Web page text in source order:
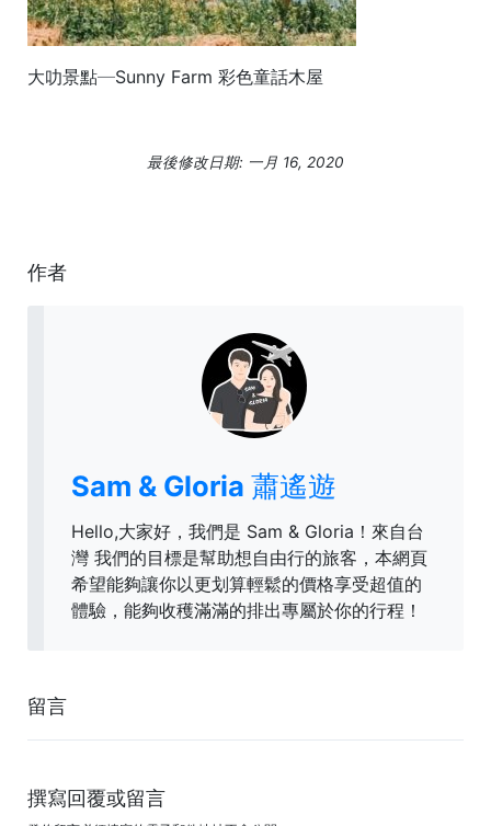
大叻景點─Sunny Farm 彩色童話木屋
最後修改日期: 一月 16, 2020
作者
Sam & Gloria 蕭遙遊
Hello,大家好，我們是 Sam & Gloria！來自台
灣 我們的目標是幫助想自由行的旅客，本網頁
希望能夠讓你以更划算輕鬆的價格享受超值的
體驗，能夠收穫滿滿的排出專屬於你的行程！
留言
撰寫回覆或留言